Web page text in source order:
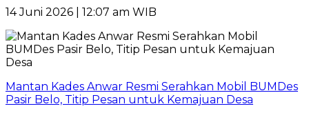
14 Juni 2026 | 12:07 am WIB
Mantan Kades Anwar Resmi Serahkan Mobil BUMDes
Pasir Belo, Titip Pesan untuk Kemajuan Desa